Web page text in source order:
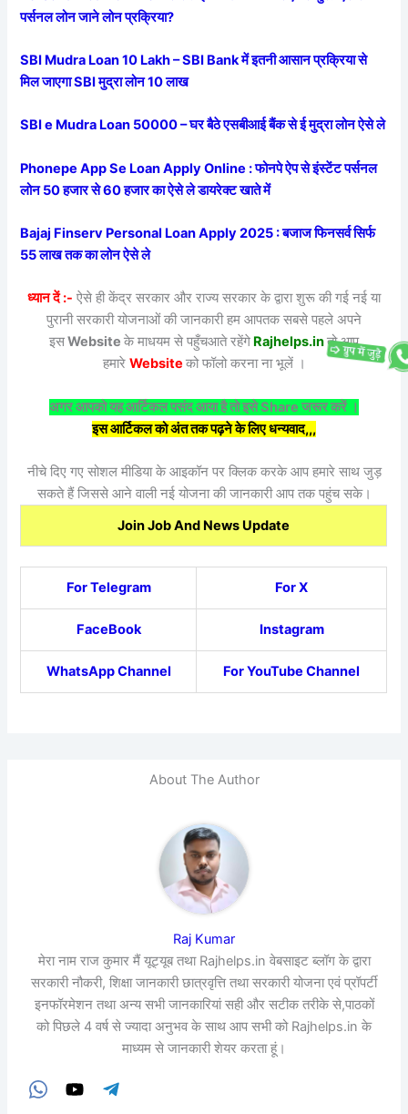
पर्सनल लोन जाने लोन प्रक्रिया?
SBI Mudra Loan 10 Lakh – SBI Bank में इतनी आसान प्रक्रिया से
मिल जाएगा SBI मुद्रा लोन 10 लाख
SBI e Mudra Loan 50000 – घर बैठे एसबीआई बैंक से ई मुद्रा लोन ऐसे ले
Phonepe App Se Loan Apply Online : फोनपे ऐप से इंस्टेंट पर्सनल
लोन 50 हजार से 60 हजार का ऐसे ले डायरेक्ट खाते में
Bajaj Finserv Personal Loan Apply 2025 : बजाज फिनसर्व सिर्फ
55 लाख तक का लोन ऐसे ले
ध्यान दें :- ऐसे ही केंद्र सरकार और राज्य सरकार के द्वारा शुरू की गई नई या
पुरानी सरकारी योजनाओं की जानकारी हम आपतक सबसे पहले अपने
इसWebsite के माधयम से पहुँचआते रहेंगे Rajhelps.inतो आप
हमारे Website को फॉलो करना ना भूलें ।
अगर आपको यह आर्टिकल पसंद आया है तो इसे Share जरूर करें ।
इस आर्टिकल को अंत तक पढ़ने के लिए धन्यवाद,,,
नीचे दिए गए सोशल मीडिया के आइकॉन पर क्लिक करके आप हमारे साथ जुड़
सकते हैं जिससे आने वाली नई योजना की जानकारी आप तक पहुंच सके।
Join Job And News Update
For Telegram For X
FaceBook Instagram
WhatsApp Channel For YouTube Channel
About The Author
Raj Kumar
मेरा नाम राज कुमार मैं यूट्यूब तथा Rajhelps.in वेबसाइट ब्लॉग के द्वारा
सरकारी नौकरी, शिक्षा जानकारी छात्रवृत्ति तथा सरकारी योजना एवं प्रॉपर्टी
इनफॉरमेशन तथा अन्य सभी जानकारियां सही और सटीक तरीके से,पाठकों
को पिछले 4 वर्ष से ज्यादा अनुभव के साथ आप सभी को Rajhelps.in के
माध्यम से जानकारी शेयर करता हूं।